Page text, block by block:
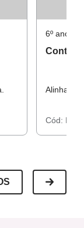
6º ano •
Conto
Alinhado
Cód: